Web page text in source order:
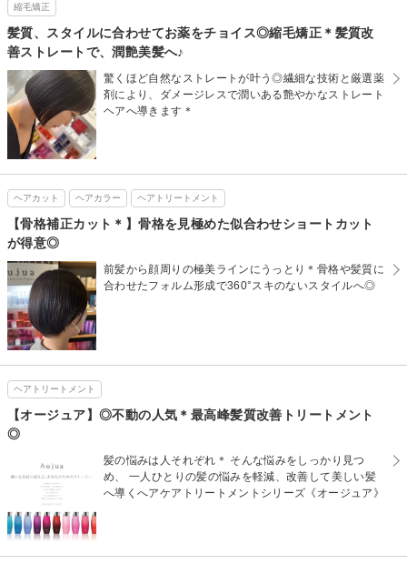
縮毛矯正
髪質、スタイルに合わせてお薬をチョイス◎縮毛矯正＊髪質改
善ストレートで、潤艶美髪へ♪
驚くほど自然なストレートが叶う◎繊細な技術と厳選薬
剤により、ダメージレスで潤いある艶やかなストレート
ヘアへ導きます＊
ヘアカット ヘアカラー ヘアトリートメント
【骨格補正カット＊】骨格を見極めた似合わせショートカット
が得意◎
前髪から顔周りの極美ラインにうっとり＊骨格や髪質に
合わせたフォルム形成で360°スキのないスタイルへ◎
ヘアトリートメント
【オージュア】◎不動の人気＊最高峰髪質改善トリートメント
◎
髪の悩みは人それぞれ＊ そんな悩みをしっかり見つ
め、 一人ひとりの髪の悩みを軽減、改善して美しい髪
へ導くへアケアトリートメントシリーズ《オージュア》